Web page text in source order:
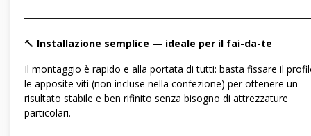
🔨 Installazione semplice — ideale per il fai-da-te
Il montaggio è rapido e alla portata di tutti: basta fissare il
le apposite viti (non incluse nella confezione) per ottenere un
risultato stabile e ben rifinito senza bisogno di attrezzature
particolari.